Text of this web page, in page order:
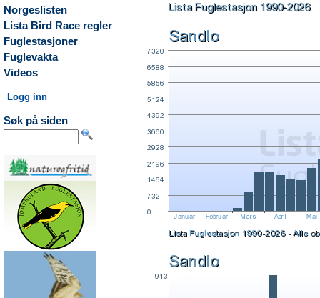
Norgeslisten
Lista Bird Race regler
Fuglestasjoner
Fuglevakta
Videos
Logg inn
Søk på siden